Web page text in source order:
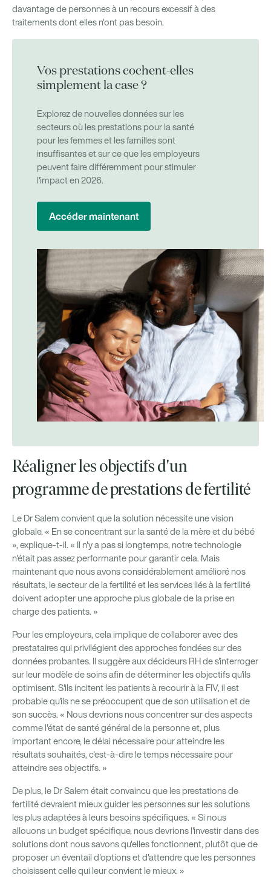
davantage de personnes à un recours excessif à des
traitements dont elles n'ont pas besoin.
Vos prestations cochent-elles
simplement la case ?
Explorez de nouvelles données sur les
secteurs où les prestations pour la santé
pour les femmes et les familles sont
insuffisantes et sur ce que les employeurs
peuvent faire différemment pour stimuler
l'impact en 2026.
Accéder maintenant
Réaligner les objectifs d'un
programme de prestations de fertilité
Le Dr Salem convient que la solution nécessite une vision
globale. « En se concentrant sur la santé de la mère et du bébé
», explique-t-il. « Il n'y a pas si longtemps, notre technologie
n'était pas assez performante pour garantir cela. Mais
maintenant que nous avons considérablement amélioré nos
résultats, le secteur de la fertilité et les services liés à la fertilité
doivent adopter une approche plus globale de la prise en
charge des patients. »
Pour les employeurs, cela implique de collaborer avec des
prestataires qui privilégient des approches fondées sur des
données probantes. Il suggère aux décideurs RH de s'interroger
sur leur modèle de soins afin de déterminer les objectifs qu'ils
optimisent. S'ils incitent les patients à recourir à la FIV, il est
probable qu'ils ne se préoccupent que de son utilisation et de
son succès. « Nous devrions nous concentrer sur des aspects
comme l'état de santé général de la personne et, plus
important encore, le délai nécessaire pour atteindre les
résultats souhaités, c'est-à-dire le temps nécessaire pour
atteindre ses objectifs. »
De plus, le Dr Salem était convaincu que les prestations de
fertilité devraient mieux guider les personnes sur les solutions
les plus adaptées à leurs besoins spécifiques. « Si nous
allouons un budget spécifique, nous devrions l'investir dans des
solutions dont nous savons qu'elles fonctionnent, plutôt que de
proposer un éventail d'options et d'attendre que les personnes
choisissent celle qui leur convient le mieux. »